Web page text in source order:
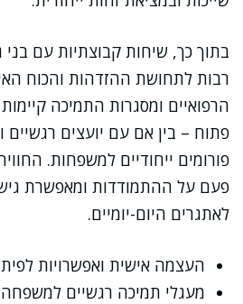
בתוך כך, שיחות קבוצתיות עם בני
רבות לתחושת ההזדהות והכוח
הרפואיים ומסגרות התמיכה
פתוח – בין אם עם יועצים רגשיים
פורומים ייחודיים למשפחות.
פעם על ההתמודדות ומאפשרת
לאתגרים היום-יומיים.
העצמה אישית ואפשרויות
מעגלי תמיכה רגשיים